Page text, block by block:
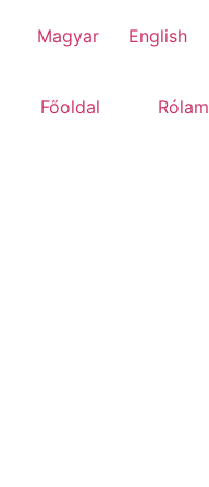
Magyar English
Főoldal Rólam